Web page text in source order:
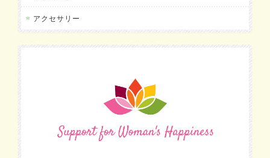
アクセサリー